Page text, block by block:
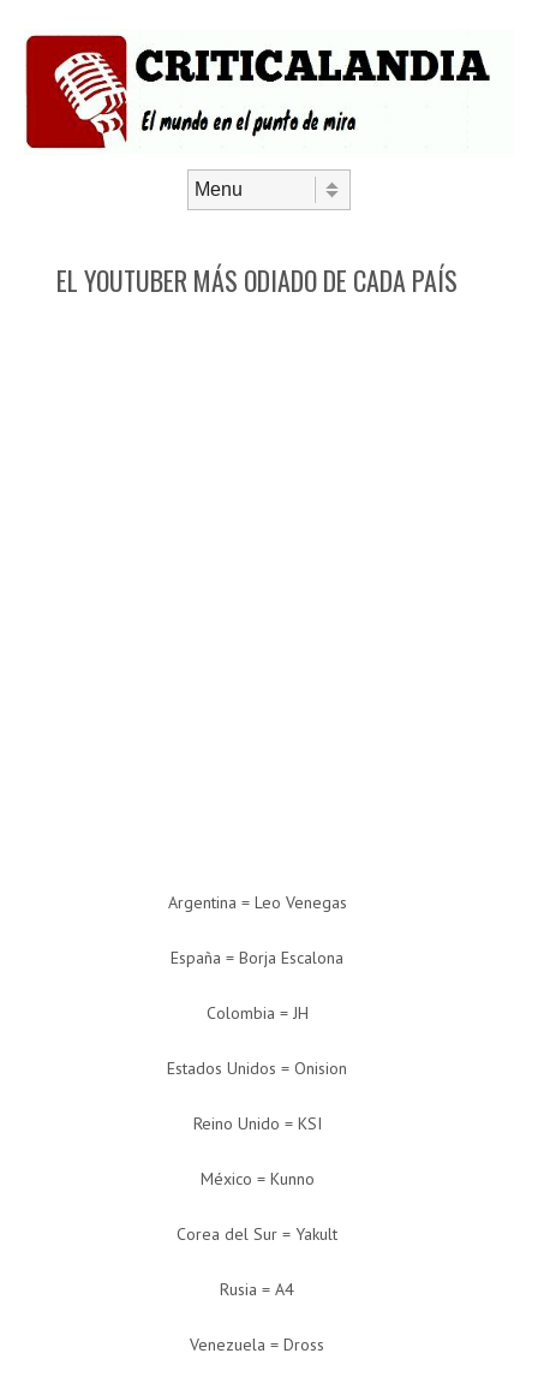
EL YOUTUBER MÁS ODIADO DE CADA PAÍS
Argentina = Leo Venegas
España = Borja Escalona
Colombia = JH
Estados Unidos = Onision
Reino Unido = KSI
México = Kunno
Corea del Sur = Yakult
Rusia = A4
Venezuela = Dross